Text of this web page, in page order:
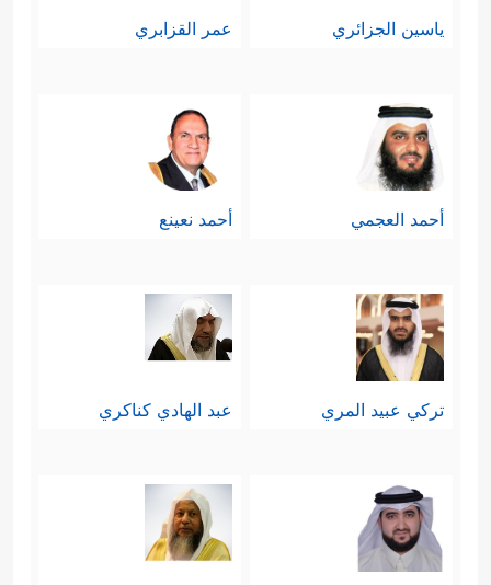
ياسين الجزائري عمر القزابري
أحمد العجمي أحمد نعينع
تركي عبيد المري عبد الهادي كناكري